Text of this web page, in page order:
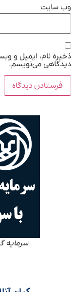
وب‌ سایت
ذخیره نام، ایمیل و
دیدگاهی می‌نویسم.
سرمایه گذاری